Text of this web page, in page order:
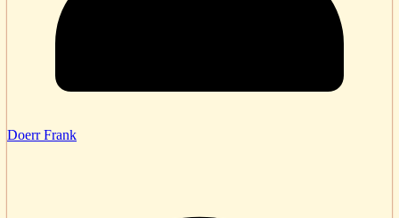
Doerr Frank